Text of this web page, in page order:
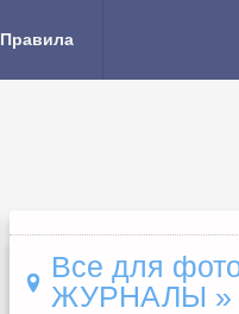
Правила
Все для
ЖУРНАЛЫ »